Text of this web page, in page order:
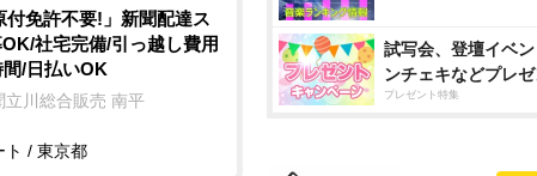
付免許不要!」新聞配達ス
社宅完備/引っ越し費用
/日払いOK
立川総合販売 南平
ト / 東京都
試写会、登壇イベ
ンチェキなどプレゼ
プレゼント特集